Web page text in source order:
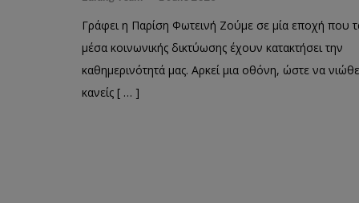
Γράφει η Παρίση Φωτεινή Ζούμε σε μία εποχή που
μέσα κοινωνικής δικτύωσης έχουν κατακτήσει την
καθημερινότητά μας. Αρκεί μια οθόνη, ώστε να
κανείς [ … ]